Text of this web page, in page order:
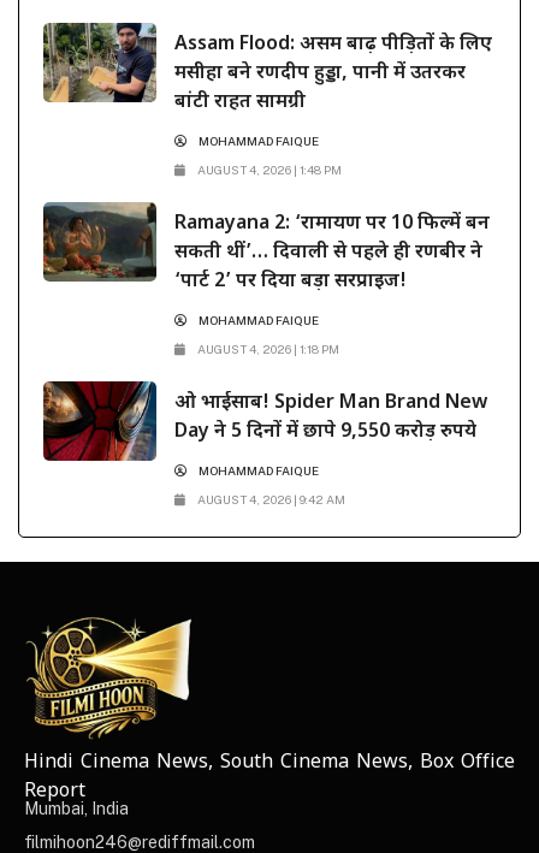
Assam Flood: असम बाढ़ पीड़ितों के लिए
मसीहा बने रणदीप हुड्डा, पानी में उतरकर
बांटी राहत सामग्री
MOHAMMAD FAIQUE
AUGUST 4, 2026 | 1:48 PM
Ramayana 2: ‘रामायण पर 10 फिल्में बन
सकती थीं’… दिवाली से पहले ही रणबीर ने
‘पार्ट 2’ पर दिया बड़ा सरप्राइज!
MOHAMMAD FAIQUE
AUGUST 4, 2026 | 1:18 PM
ओ भाईसाब! Spider Man Brand New
Day ने 5 दिनों में छापे 9,550 करोड़ रुपये
MOHAMMAD FAIQUE
AUGUST 4, 2026 | 9:42 AM
NEWS ELEMENTOR
Hindi Cinema News, South Cinema News, Box Office
Report
Mumbai, India
filmihoon246@rediffmail.com